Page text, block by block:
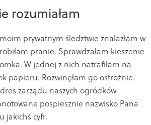
rozumiałam
prywatnym śledztwie znalazłam w
pranie. Sprawdzałam kieszenie
W jednej z nich natrafiłam na
papieru. Rozwinęłam go ostrożnie.
zarządu naszych ogródków
pospiesznie nazwisko Pana
jakichś cyfr.